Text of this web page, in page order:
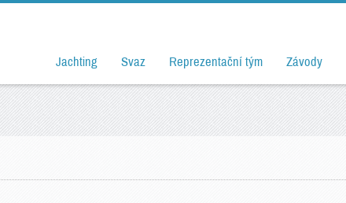
Jachting Svaz Reprezentační tým Závody